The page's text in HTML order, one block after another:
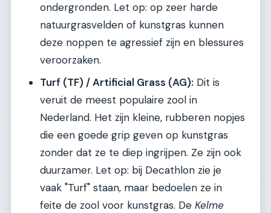
ondergronden. Let op: op zeer harde
natuurgrasvelden of kunstgras kunnen
deze noppen te agressief zijn en blessures
veroorzaken.
Turf (TF) / Artificial Grass (AG): Dit is
veruit de meest populaire zool in
Nederland. Het zijn kleine, rubberen nopjes
die een goede grip geven op kunstgras
zonder dat ze te diep ingrijpen. Ze zijn ook
duurzamer. Let op: bij Decathlon zie je
vaak "Turf" staan, maar bedoelen ze in
feite de zool voor kunstgras. De Kelme